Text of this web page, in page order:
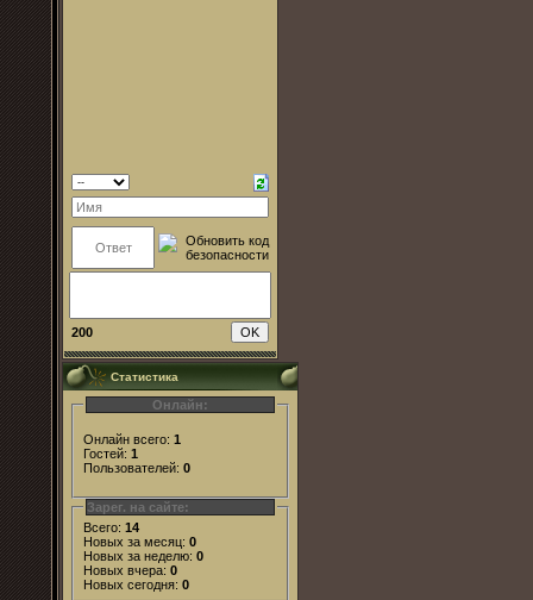
200
Статистика
Онлайн:
Онлайн всего: 1
Гостей: 1
Пользователей: 0
Зарег. на сайте:
Всего: 14
Новых за месяц: 0
Новых за неделю: 0
Новых вчера: 0
Новых сегодня: 0